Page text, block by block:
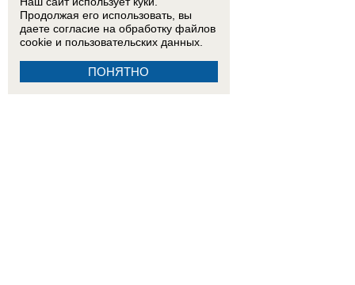
Продолжая его использовать, вы
даете согласие на обработку файлов
cookie и пользовательских данных.
ПОНЯТНО